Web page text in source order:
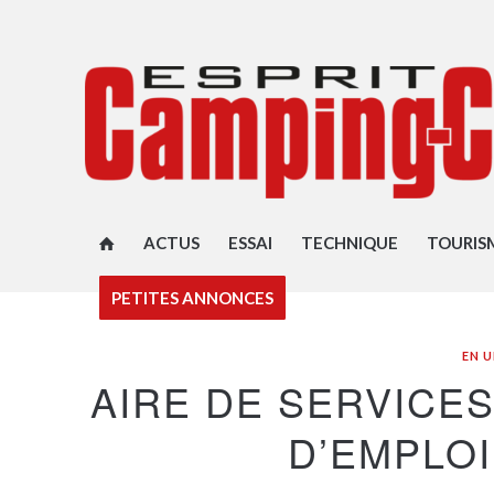
ACTUS ESSAI TECHNIQUE
PETITES ANNONCES
EN
AIRE DE